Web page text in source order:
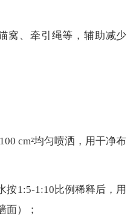
窝、牵引绳等，辅助减少
cm²均匀喷洒，用干净布
按1:5-1:10比例稀释后，用
面）；